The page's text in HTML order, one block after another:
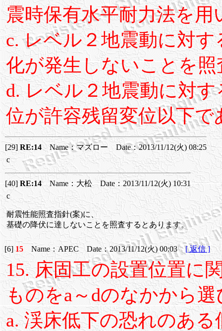
震時保有水平耐力法を用
c. レベル２地震動に対
化が発生しないことを照
d. レベル２地震動に対
位が許容残留変位以下
[29]RE:14Name：マズロー Date：2013/11/12(火) 08:25
c
[40]RE:14Name：大松 Date：2013/11/12(火) 10:31
c
耐震性能照査指針(案)に、
基礎の降伏に達しないことを照査するとあります。
[6]15 Name：APEC Date：2013/11/12(火) 00:03[ 返信 ]
15. 床固工の設置位置に
ものをa～dのなかから
a. 渓床低下の恐れのあ